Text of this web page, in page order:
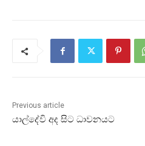
Previous article
යාල්දේවි අද සිට ධාවනයට